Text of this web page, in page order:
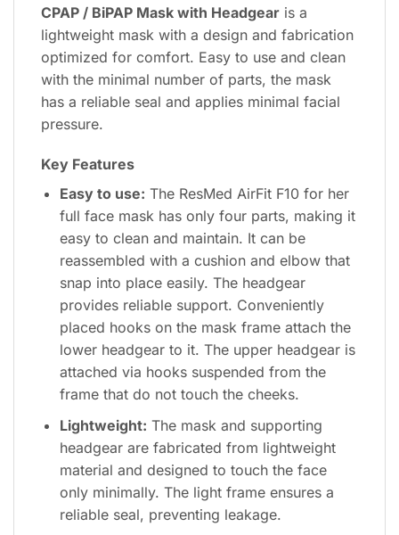
CPAP / BiPAP Mask with Headgear is a
lightweight mask with a design and fabrication
optimized for comfort. Easy to use and clean
with the minimal number of parts, the mask
has a reliable seal and applies minimal facial
pressure.
Key Features
Easy to use: The ResMed AirFit F10 for her
full face mask has only four parts, making it
easy to clean and maintain. It can be
reassembled with a cushion and elbow that
snap into place easily. The headgear
provides reliable support. Conveniently
placed hooks on the mask frame attach the
lower headgear to it. The upper headgear is
attached via hooks suspended from the
frame that do not touch the cheeks.
Lightweight: The mask and supporting
headgear are fabricated from lightweight
material and designed to touch the face
only minimally. The light frame ensures a
reliable seal, preventing leakage.